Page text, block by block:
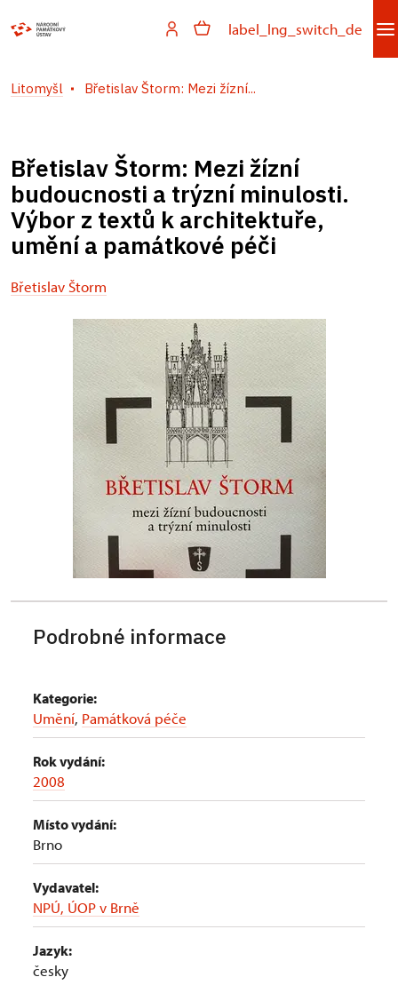
label_lng_switch_de
Litomyšl Břetislav Štorm: Mezi žízní...
Břetislav Štorm: Mezi žízní
budoucnosti a trýzní minulosti.
Výbor z textů k architektuře,
umění a památkové péči
Břetislav Štorm
Podrobné informace
Kategorie:
Umění, Památková péče
Rok vydání:
2008
Místo vydání:
Brno
Vydavatel:
NPÚ, ÚOP v Brně
Jazyk:
česky